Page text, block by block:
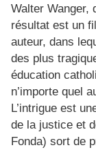
Walter Wanger,
résultat est un
auteur, dans
des plus
éducation
n’importe quel
L’intrigue est
de la justice et
Fonda) sort de